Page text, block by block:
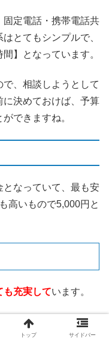
定電話・携帯電話共
とてもシンプルで、
】となっています。
、相談しようとして
決めておけば、予算
できますね。
なっていて、最も安
高いもので5,000円と
も充実しています。
トップ サイドバー